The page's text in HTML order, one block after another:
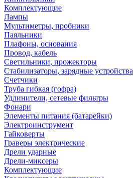
Комплектующие
Лампы
Мультиметры, пробники
Паяльники
Плафоны, основания
Провод, кабель
Светильники, прожекторы
Стабилизаторы, зарядные устройства
Счетчики
Труба гибкая (гофра)
Удлинители, сетевые фильтры
Фонари
Элементы питания (батарейки)
Электроинструмент
Гайковерты
Граверы электрические
Дрели ударные
Дрели-миксеры
Комплектующие